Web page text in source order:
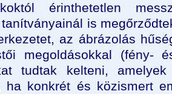
érinthetetlen
is
az ábrázolás
megoldásokkal (fény-
tudtak kelteni,
ha konkrét és közismert